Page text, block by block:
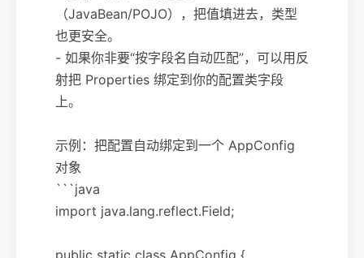
（JavaBean/POJO），把值填进去，类型
也更安全。
- 如果你非要“按字段名自动匹配”，可以用反
射把 Properties 绑定到你的配置类字段
上。
示例：把配置自动绑定到一个 AppConfig
对象
```java
import java.lang.reflect.Field;
public static class AppConfig {